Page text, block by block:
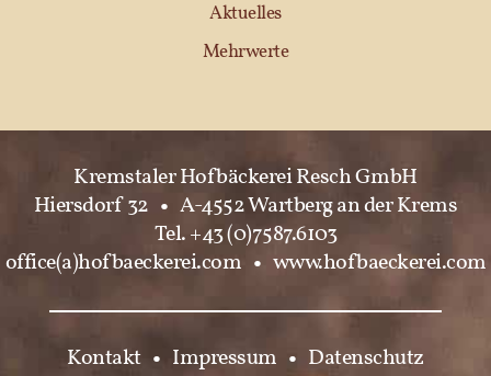
Aktuelles
Mehrwerte
Kremstaler Hofbäckerei Resch GmbH
Hiersdorf 32 • A-4552 Wartberg an der Krems
Tel. +43 (0)7587.6103
office(a)hofbaeckerei.com • www.hofbaeckerei.com
Kontakt • Impressum • Datenschutz